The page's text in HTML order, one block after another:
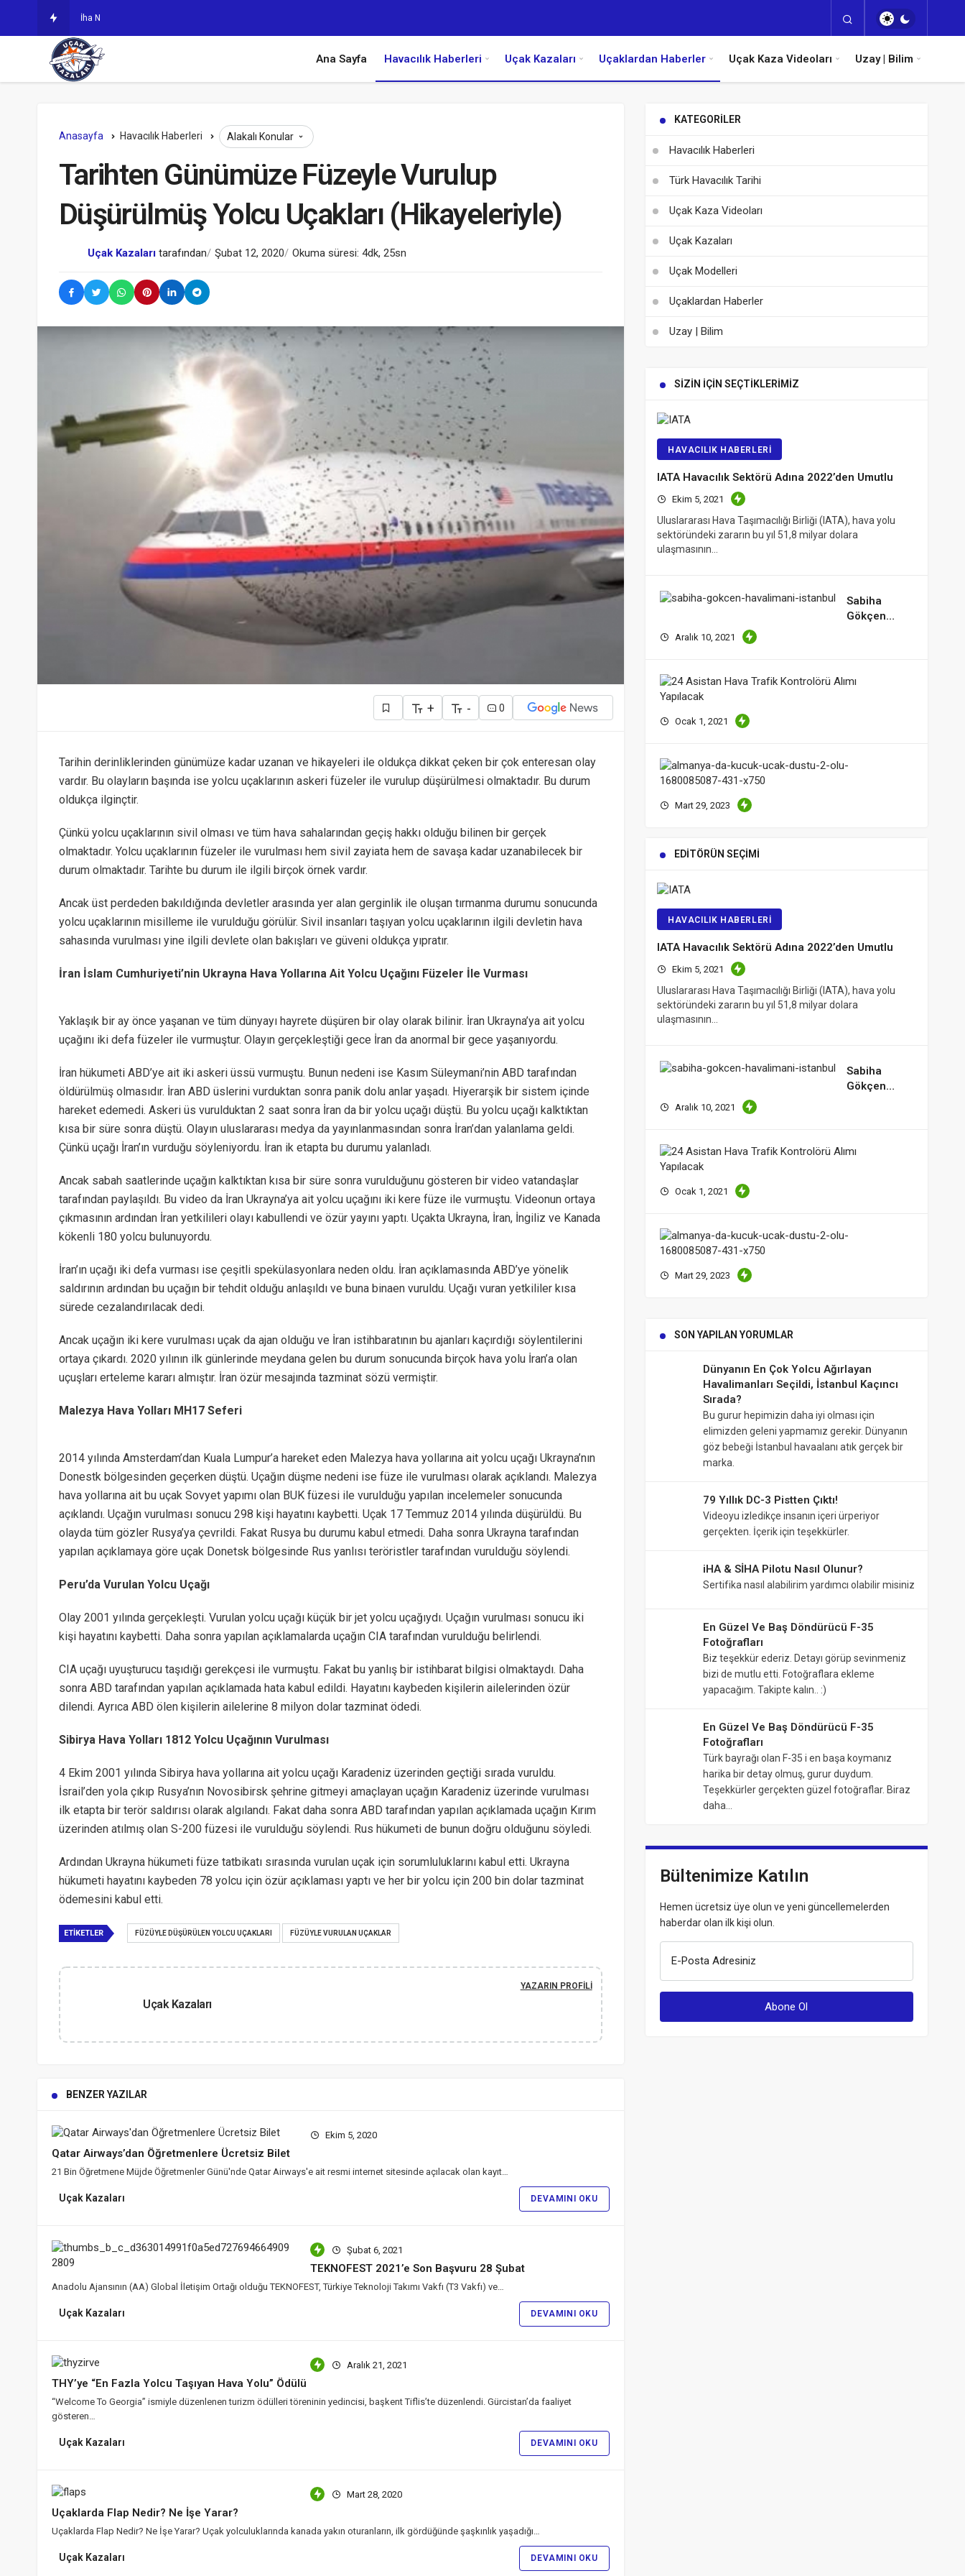
İha Nedir? Kullanım Alanları Nereler
Ana Sayfa Havacılık Haberleri Uçak Kazaları Uçaklardan Haberler Uçak Kaza Videoları Uzay | Bilim
Anasayfa Havacılık Haberleri Alakalı Konular
Tarihten Günümüze Füzeyle Vurulup
Düşürülmüş Yolcu Uçakları (Hikayeleriyle)
Uçak Kazaları tarafından Şubat 12, 2020 Okuma süresi: 4dk, 25sn
+ - 0
Tarihin derinliklerinden günümüze kadar uzanan ve hikayeleri ile oldukça dikkat çeken bir çok enteresan olay
vardır. Bu olayların başında ise yolcu uçaklarının askeri füzeler ile vurulup düşürülmesi olmaktadır. Bu durum
oldukça ilginçtir.
Çünkü yolcu uçaklarının sivil olması ve tüm hava sahalarından geçiş hakkı olduğu bilinen bir gerçek
olmaktadır. Yolcu uçaklarının füzeler ile vurulması hem sivil zayiata hem de savaşa kadar uzanabilecek bir
durum olmaktadır. Tarihte bu durum ile ilgili birçok örnek vardır.
Ancak üst perdeden bakıldığında devletler arasında yer alan gerginlik ile oluşan tırmanma durumu sonucunda
yolcu uçaklarının misilleme ile vurulduğu görülür. Sivil insanları taşıyan yolcu uçaklarının ilgili devletin hava
sahasında vurulması yine ilgili devlete olan bakışları ve güveni oldukça yıpratır.
İran İslam Cumhuriyeti’nin Ukrayna Hava Yollarına Ait Yolcu Uçağını Füzeler İle Vurması
Yaklaşık bir ay önce yaşanan ve tüm dünyayı hayrete düşüren bir olay olarak bilinir. İran Ukrayna’ya ait yolcu
uçağını iki defa füzeler ile vurmuştur. Olayın gerçekleştiği gece İran da anormal bir gece yaşanıyordu.
İran hükumeti ABD’ye ait iki askeri üssü vurmuştu. Bunun nedeni ise Kasım Süleymani’nin ABD tarafından
öldürülmüş olmasıdır. İran ABD üslerini vurduktan sonra panik dolu anlar yaşadı. Hiyerarşik bir sistem içinde
hareket edemedi. Askeri üs vurulduktan 2 saat sonra İran da bir yolcu uçağı düştü. Bu yolcu uçağı kalktıktan
kısa bir süre sonra düştü. Olayın uluslararası medya da yayınlanmasından sonra İran’dan yalanlama geldi.
Çünkü uçağı İran’ın vurduğu söyleniyordu. İran ik etapta bu durumu yalanladı.
Ancak sabah saatlerinde uçağın kalktıktan kısa bir süre sonra vurulduğunu gösteren bir video vatandaşlar
tarafından paylaşıldı. Bu video da İran Ukrayna’ya ait yolcu uçağını iki kere füze ile vurmuştu. Videonun ortaya
çıkmasının ardından İran yetkilileri olayı kabullendi ve özür yayını yaptı. Uçakta Ukrayna, İran, İngiliz ve Kanada
kökenli 180 yolcu bulunuyordu.
İran’ın uçağı iki defa vurması ise çeşitli spekülasyonlara neden oldu. İran açıklamasında ABD’ye yönelik
saldırının ardından bu uçağın bir tehdit olduğu anlaşıldı ve buna binaen vuruldu. Uçağı vuran yetkililer kısa
sürede cezalandırılacak dedi.
Ancak uçağın iki kere vurulması uçak da ajan olduğu ve İran istihbaratının bu ajanları kaçırdığı söylentilerini
ortaya çıkardı. 2020 yılının ilk günlerinde meydana gelen bu durum sonucunda birçok hava yolu İran’a olan
uçuşları erteleme kararı almıştır. İran özür mesajında tazminat sözü vermiştir.
Malezya Hava Yolları MH17 Seferi
2014 yılında Amsterdam’dan Kuala Lumpur’a hareket eden Malezya hava yollarına ait yolcu uçağı Ukrayna’nın
Donestk bölgesinden geçerken düştü. Uçağın düşme nedeni ise füze ile vurulması olarak açıklandı. Malezya
hava yollarına ait bu uçak Sovyet yapımı olan BUK füzesi ile vurulduğu yapılan incelemeler sonucunda
açıklandı. Uçağın vurulması sonucu 298 kişi hayatını kaybetti. Uçak 17 Temmuz 2014 yılında düşürüldü. Bu
olayda tüm gözler Rusya’ya çevrildi. Fakat Rusya bu durumu kabul etmedi. Daha sonra Ukrayna tarafından
yapılan açıklamaya göre uçak Donetsk bölgesinde Rus yanlısı teröristler tarafından vurulduğu söylendi.
Peru’da Vurulan Yolcu Uçağı
Olay 2001 yılında gerçekleşti. Vurulan yolcu uçağı küçük bir jet yolcu uçağıydı. Uçağın vurulması sonucu iki
kişi hayatını kaybetti. Daha sonra yapılan açıklamalarda uçağın CIA tarafından vurulduğu belirlendi.
CIA uçağı uyuşturucu taşıdığı gerekçesi ile vurmuştu. Fakat bu yanlış bir istihbarat bilgisi olmaktaydı. Daha
sonra ABD tarafından yapılan açıklamada hata kabul edildi. Hayatını kaybeden kişilerin ailelerinden özür
dilendi. Ayrıca ABD ölen kişilerin ailelerine 8 milyon dolar tazminat ödedi.
Sibirya Hava Yolları 1812 Yolcu Uçağının Vurulması
4 Ekim 2001 yılında Sibirya hava yollarına ait yolcu uçağı Karadeniz üzerinden geçtiği sırada vuruldu.
İsrail’den yola çıkıp Rusya’nın Novosibirsk şehrine gitmeyi amaçlayan uçağın Karadeniz üzerinde vurulması
ilk etapta bir terör saldırısı olarak algılandı. Fakat daha sonra ABD tarafından yapılan açıklamada uçağın Kırım
üzerinden atılmış olan S-200 füzesi ile vurulduğu söylendi. Rus hükumeti de bunun doğru olduğunu söyledi.
Ardından Ukrayna hükumeti füze tatbikatı sırasında vurulan uçak için sorumluluklarını kabul etti. Ukrayna
hükumeti hayatını kaybeden 78 yolcu için özür açıklaması yaptı ve her bir yolcu için 200 bin dolar tazminat
ödemesini kabul etti.
ETIKETLER FÜZÜYLE DÜŞÜRÜLEN YOLCU UÇAKLARI FÜZÜYLE VURULAN UÇAKLAR
Uçak Kazaları
YAZARIN PROFILI
BENZER YAZILAR
Ekim 5, 2020
Qatar Airways’dan Öğretmenlere Ücretsiz Bilet
21 Bin Öğretmene Müjde Öğretmenler Günü'nde Qatar Airways'e ait resmi internet sitesinde açılacak olan kayıt…
Uçak Kazaları DEVAMINI OKU
Şubat 6, 2021
TEKNOFEST 2021’e Son Başvuru 28 Şubat
Anadolu Ajansının (AA) Global İletişim Ortağı olduğu TEKNOFEST, Türkiye Teknoloji Takımı Vakfı (T3 Vakfı) ve…
Uçak Kazaları DEVAMINI OKU
Aralık 21, 2021
THY’ye “En Fazla Yolcu Taşıyan Hava Yolu” Ödülü
“Welcome To Georgia” ismiyle düzenlenen turizm ödülleri töreninin yedincisi, başkent Tiflis’te düzenlendi. Gürcistan’da faaliyet
gösteren…
Uçak Kazaları DEVAMINI OKU
Mart 28, 2020
Uçaklarda Flap Nedir? Ne İşe Yarar?
Uçaklarda Flap Nedir? Ne İşe Yarar? Uçak yolculuklarında kanada yakın oturanların, ilk gördüğünde şaşkınlık yaşadığı…
Uçak Kazaları DEVAMINI OKU
KATEGORILER
Havacılık Haberleri
Türk Havacılık Tarihi
Uçak Kaza Videoları
Uçak Kazaları
Uçak Modelleri
Uçaklardan Haberler
Uzay | Bilim
SIZIN İÇIN SEÇTIKLERIMIZ
HAVACILIK HABERLERI
IATA Havacılık Sektörü Adına 2022’den Umutlu
Ekim 5, 2021
Uluslararası Hava Taşımacılığı Birliği (IATA), hava yolu
sektöründeki zararın bu yıl 51,8 milyar dolara
ulaşmasının…
Sabiha
Gökçen
Ödeme!
Aralık 10, 2021
Ocak 1, 2021
Mart 29, 2023
EDITÖRÜN SEÇIMI
HAVACILIK HABERLERI
IATA Havacılık Sektörü Adına 2022’den Umutlu
Ekim 5, 2021
Uluslararası Hava Taşımacılığı Birliği (IATA), hava yolu
sektöründeki zararın bu yıl 51,8 milyar dolara
ulaşmasının…
Sabiha
Gökçen
Ödeme!
Aralık 10, 2021
Ocak 1, 2021
Mart 29, 2023
SON YAPILAN YORUMLAR
Dünyanın En Çok Yolcu Ağırlayan
Havalimanları Seçildi, İstanbul Kaçıncı
Sırada?
Bu gurur hepimizin daha iyi olması için
elimizden geleni yapmamız gerekir. Dünyanın
göz bebeği İstanbul havaalanı atık gerçek bir
marka.
79 Yıllık DC-3 Pistten Çıktı!
Videoyu izledikçe insanın içeri ürperiyor
gerçekten. İçerik için teşekkürler.
iHA & SİHA Pilotu Nasıl Olunur?
Sertifika nasıl alabilirim yardımcı olabilir misiniz
En Güzel Ve Baş Döndürücü F-35
Fotoğrafları
Biz teşekkür ederiz. Detayı görüp sevinmeniz
bizi de mutlu etti. Fotoğraflara ekleme
yapacağım. Takipte kalın.. :)
En Güzel Ve Baş Döndürücü F-35
Fotoğrafları
Türk bayrağı olan F-35 i en başa koymanız
harika bir detay olmuş, gurur duydum.
Teşekkürler gerçekten güzel fotoğraflar. Biraz
daha…
Bültenimize Katılın
Hemen ücretsiz üye olun ve yeni güncellemelerden
haberdar olan ilk kişi olun.
E-Posta Adresiniz